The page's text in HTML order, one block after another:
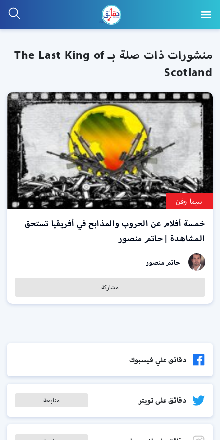
منشورات ذات صلة بـ The Last King of
Scotland
سيما وفن
خمسة أفلام عن الحروب والمذابح في أفريقيا تستحق
المشاهدة | حاتم منصور
حاتم منصور
مشاركة
دقائق علي فيسبوك
دقائق على تويتر متابعة